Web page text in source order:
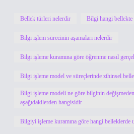
Bellek türleri nelerdir Bilgi hangi bellekte
Bilgi işlem sürecinin aşamaları nelerdir
Bilgi işleme kuramına göre öğrenme nasıl
Bilgi işleme model ve süreçlerinde zihinsel
Bilgi işleme modeli ne göre bilginin değişmeden
aşağıdakilerden hangisidir
Bilgiyi işleme kuramına göre hangi belleklerde